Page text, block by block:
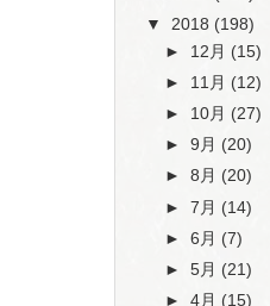
▼ 2018 (198)
► 12月 (15)
► 11月 (12)
► 10月 (27)
►9月 (20)
►8月 (20)
►7月 (14)
►6月 (7)
►5月 (21)
►4月 (15)